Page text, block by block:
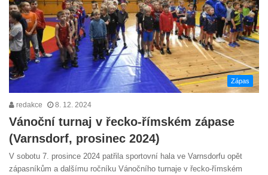
Zápas
redakce 8. 12. 2024
Vánoční turnaj v řecko-římském zápase
(Varnsdorf, prosinec 2024)
V sobotu 7. prosince 2024 patřila sportovní hala ve Varnsdorfu opět
zápasníkům a dalšímu ročníku Vánočního turnaje v řecko-římském